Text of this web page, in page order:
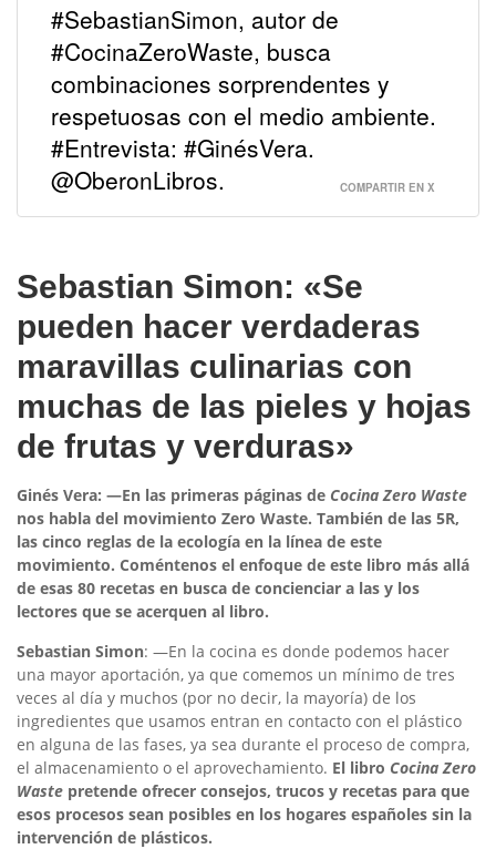
#SebastianSimon, autor de
#CocinaZeroWaste, busca
combinaciones sorprendentes y
respetuosas con el medio ambiente.
#Entrevista: #GinésVera.
@OberonLibros.
COMPARTIR EN X
Sebastian Simon: «Se
pueden hacer verdaderas
maravillas culinarias con
muchas de las pieles y hojas
de frutas y verduras»
Ginés Vera: —En las primeras páginas de Cocina Zero Waste
nos habla del movimiento Zero Waste. También de las 5R,
las cinco reglas de la ecología en la línea de este
movimiento. Coméntenos el enfoque de este libro más allá
de esas 80 recetas en busca de concienciar a las y los
lectores que se acerquen al libro.
Sebastian Simon: —En la cocina es donde podemos hacer
una mayor aportación, ya que comemos un mínimo de tres
veces al día y muchos (por no decir, la mayoría) de los
ingredientes que usamos entran en contacto con el plástico
en alguna de las fases, ya sea durante el proceso de compra,
el almacenamiento o el aprovechamiento. El libro Cocina Zero
Waste pretende ofrecer consejos, trucos y recetas para que
esos procesos sean posibles en los hogares españoles sin la
intervención de plásticos.